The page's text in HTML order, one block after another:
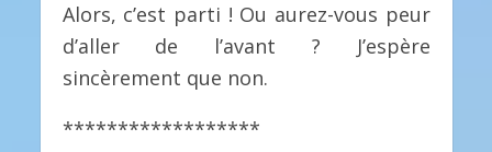
Alors, c’est parti ! Ou aurez-vous peur
d’aller de l’avant ? J’espère
sincèrement que non.
******************